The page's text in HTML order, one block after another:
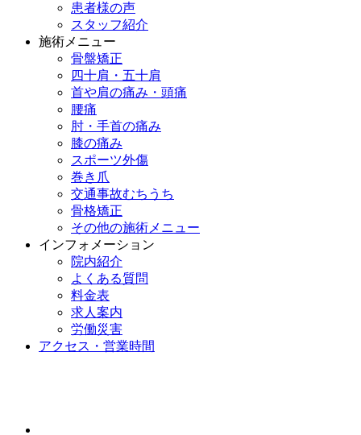
患者様の声
スタッフ紹介
施術メニュー
骨盤矯正
四十肩・五十肩
首や肩の痛み・頭痛
腰痛
肘・手首の痛み
膝の痛み
スポーツ外傷
巻き爪
交通事故むちうち
骨格矯正
その他の施術メニュー
インフォメーション
院内紹介
よくある質問
料金表
求人案内
労働災害
アクセス・営業時間